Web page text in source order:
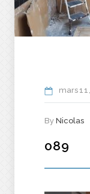
mars11
By Nicolas
089